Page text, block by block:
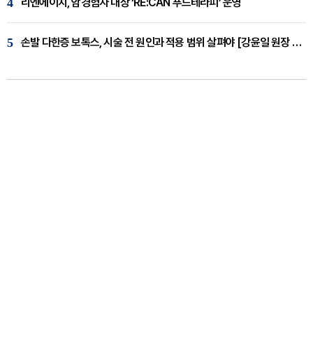
4
5 손발 다한증 보톡스, 시술 전 원인과 적용 범위 살펴야 [강윤일 원장 칼럼]